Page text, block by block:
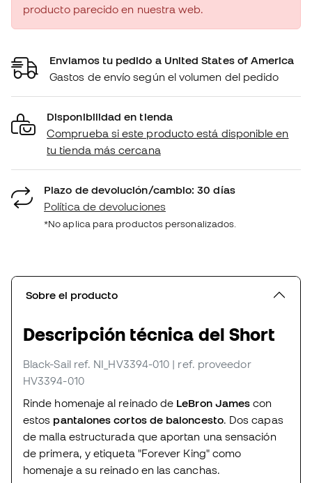
producto parecido en nuestra web.
Enviamos tu pedido a United States of America
Gastos de envío según el volumen del pedido
Disponibilidad en tienda
Comprueba si este producto está disponible en
tu tienda más cercana
Plazo de devolución/cambio: 30 días
Política de devoluciones
*No aplica para productos personalizados.
Sobre el producto
Descripción técnica del Short
Black-Sail ref. NI_HV3394-010 | ref. proveedor
HV3394-010
Rinde homenaje al reinado de LeBron James con
estos pantalones cortos de baloncesto. Dos capas
de malla estructurada que aportan una sensación
de primera, y etiqueta "Forever King" como
homenaje a su reinado en las canchas.